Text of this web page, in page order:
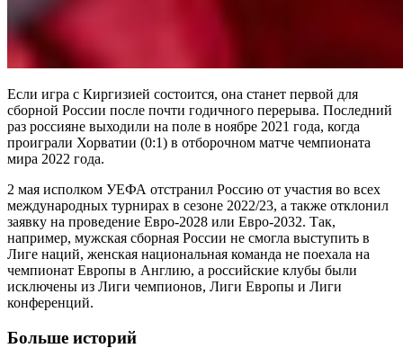
Если игра с Киргизией состоится, она станет первой для
сборной России после почти годичного перерыва. Последний
раз россияне выходили на поле в ноябре 2021 года, когда
проиграли Хорватии (0:1) в отборочном матче чемпионата
мира 2022 года.
2 мая исполком УЕФА отстранил Россию от участия во всех
международных турнирах в сезоне 2022/23, а также отклонил
заявку на проведение Евро-2028 или Евро-2032. Так,
например, мужская сборная России не смогла выступить в
Лиге наций, женская национальная команда не поехала на
чемпионат Европы в Англию, а российские клубы были
исключены из Лиги чемпионов, Лиги Европы и Лиги
конференций.
Больше историй